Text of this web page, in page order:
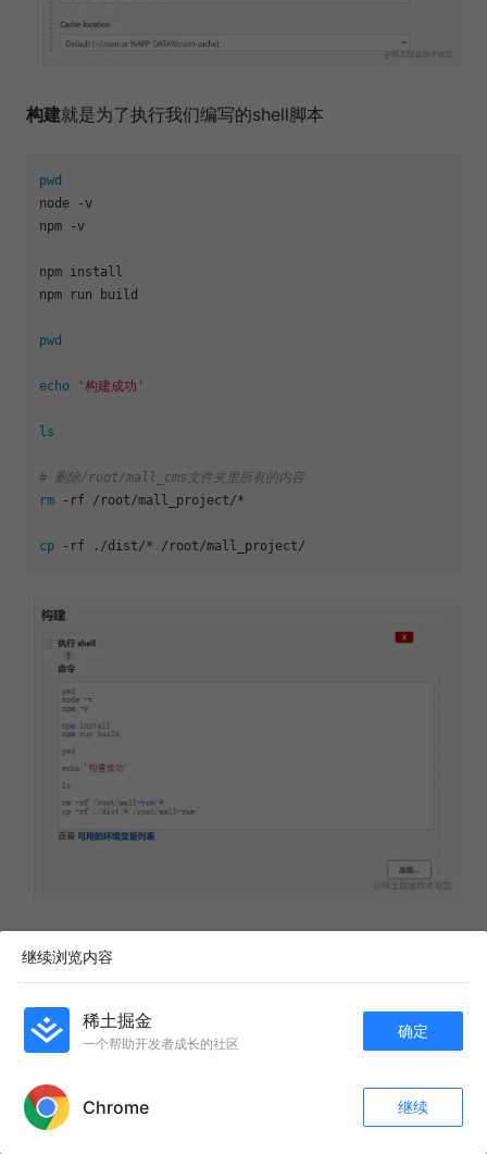
构建就是为了执行我们编写的shell脚本
pwd
node -v
npm -v
npm install
npm run build
pwd
echo
'构建成功'
ls
# 删除/root/mall_cms文件夹里所有的内容
rm -rf /root/mall_project/*
cp
回到刚刚的项目页面，点击
609
继续浏览内容
稀土掘金
一个帮助开发者成长的社区
确定
Chrome 继续